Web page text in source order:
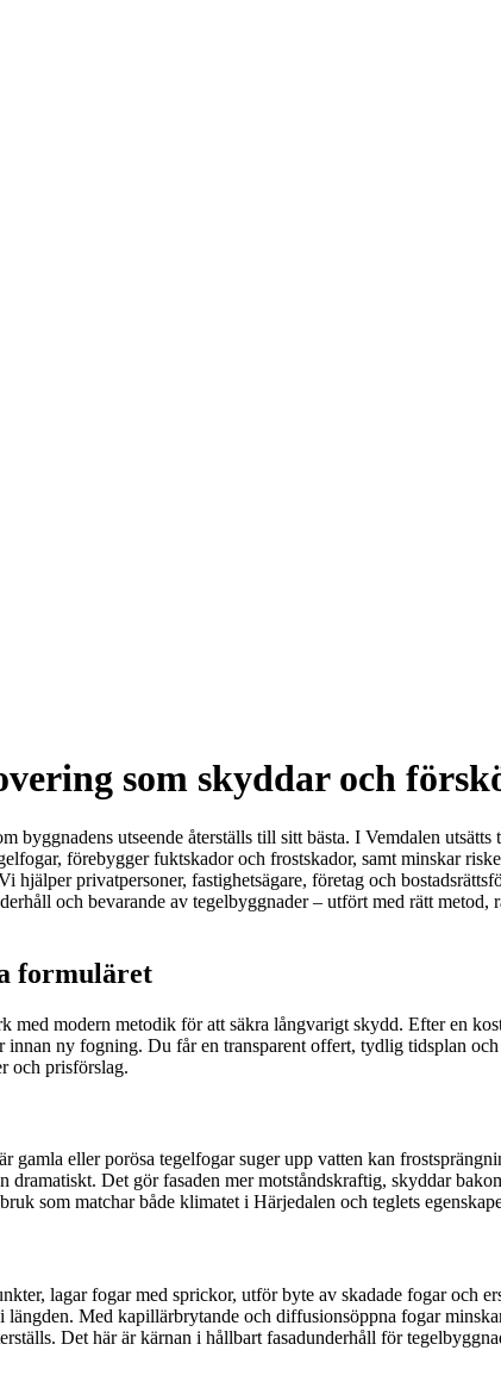
som skyddar och
byggnadens utseende återställs till sitt bästa. I Vemdalen
förebygger fuktskador och frostskador, samt minskar
privatpersoner, fastighetsägare, företag och
och bevarande av tegelbyggnader – utfört med rätt metod,
formuläret
modern metodik för att säkra långvarigt skydd. Efter en
ny fogning. Du får en transparent offert, tydlig tidsplan och
och prisförslag.
eller porösa tegelfogar suger upp vatten kan
Det gör fasaden mer motståndskraftig, skyddar
som matchar både klimatet i Härjedalen och teglets
lagar fogar med sprickor, utför byte av skadade fogar och
Med kapillärbrytande och diffusionsöppna fogar
Det här är kärnan i hållbart fasadunderhåll för